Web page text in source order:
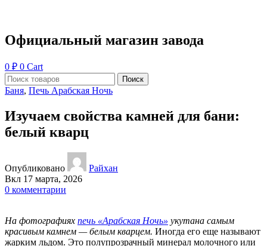
Официальный магазин завода
0 ₽ 0 Cart
Поиск
Баня, Печь Арабская Ночь
Изучаем свойства камней для бани:
белый кварц
Опубликовано
Райхан
Вкл 17 марта, 2026
0 комментарии
На фотографиях печь «Арабская Ночь» укутана самым
красивым камнем — белым кварцем. Иногда его еще называют
жарким льдом. Это полупрозрачный минерал молочного или